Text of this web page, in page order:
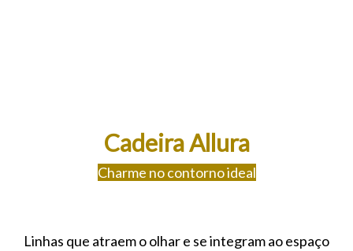
Cadeira Allura
Charme no contorno ideal
Linhas que atraem o olhar e se integram ao espaço